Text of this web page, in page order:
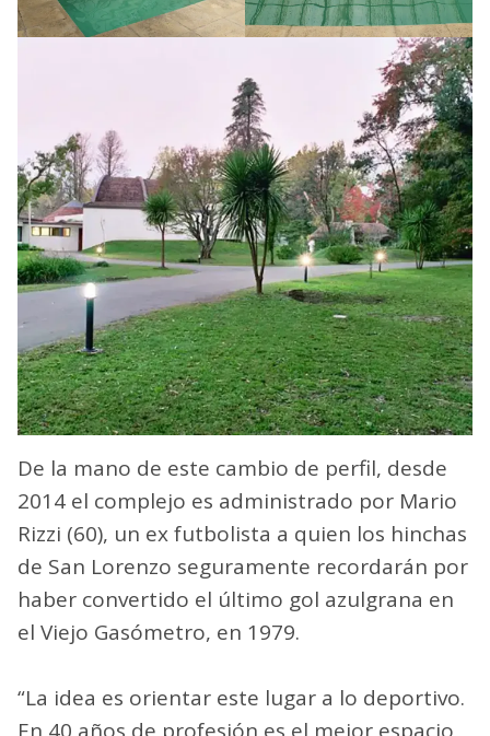
De la mano de este cambio de perfil, desde
2014 el complejo es administrado por Mario
Rizzi (60), un ex futbolista a quien los hinchas
de San Lorenzo seguramente recordarán por
haber convertido el último gol azulgrana en
el Viejo Gasómetro, en 1979.
“La idea es orientar este lugar a lo deportivo.
En 40 años de profesión es el mejor espacio